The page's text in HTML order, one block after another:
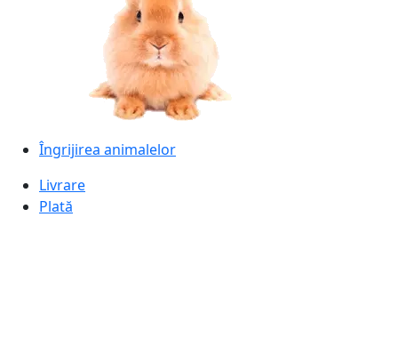
Îngrijirea animalelor
Livrare
Plată